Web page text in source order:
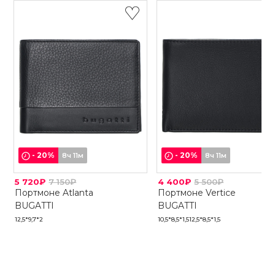
-20% 8ч 11м
5 720₽ 7 150₽
Портмоне Atlanta
BUGATTI
12,5*9,7*2
-20% 8ч 11м
4 400₽ 5 500₽
Портмоне Vertice
BUGATTI
10,5*8,5*1,512,5*8,5*1,5